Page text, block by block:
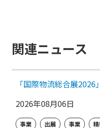
関連ニュース
「国際物流総合展
2026年08月06日
事業 出展 事業